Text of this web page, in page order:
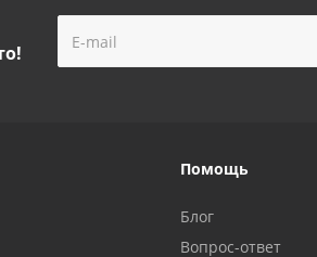
Помощь
Блог
Вопрос-ответ